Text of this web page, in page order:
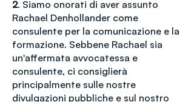
2. Siamo onorati di aver assunto
Rachael Denhollander come
consulente per la comunicazione e la
formazione. Sebbene Rachael sia
un'affermata avvocatessa e
consulente, ci consiglierà
principalmente sulle nostre
divulgazioni pubbliche e sul nostro